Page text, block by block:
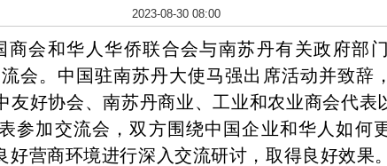
2023-08-30 08:00
商会和华人华侨联合会与南苏丹有关政府部
会。中国驻南苏丹大使马强出席活动并致辞
友好协会、南苏丹商业、工业和农业商会代表
参加交流会，双方围绕中国企业和华人如何
营商环境进行深入交流研讨，取得良好效果。